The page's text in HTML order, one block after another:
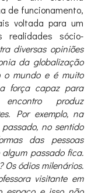
de funcionamento,
voltada para um
realidades sócio-
diversas opiniões
da globalização
o mundo e é muito
força capaz para
produz
Por exemplo, na
no sentido
das pessoas
passado fica.
Os ódios milenários.
visitante em